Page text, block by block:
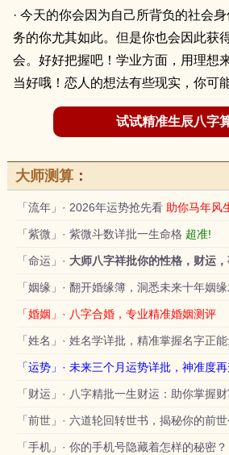
· 今天的你会因为自己所背负的社会
务的你尤其如此。但是你也会因此获
会。好好把握吧！学业方面，用理想
当好哦！恋人的想法有些现实，你可
试试精准生辰八字
大师测算：
「流年」· 2026年运势抢先看 助你马年风
「紫微」· 紫微斗数详批一生命格 超准!
「命运」· 大师八字祥批你的性格，财运
「姻缘」· 翻开婚缘簿，洞悉未来十年姻
「婚姻」· 八字合婚，专业精准婚姻测评
「姓名」· 姓名学详批，精准掌握名字正
「运势」· 未来三个月运势详批，神准度
「财运」· 八字精批一生财运：助你掌握
「前世」· 六道轮回转世书，揭秘你的前
「手机」· 你的手机号隐藏着怎样的秘密？